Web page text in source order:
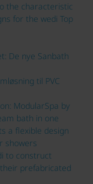
the characteristic
for the wedi Top
De nye Sanbath
til PVC
ModularSpa by
bath in one
a flexible design
showers
to construct
prefabricated